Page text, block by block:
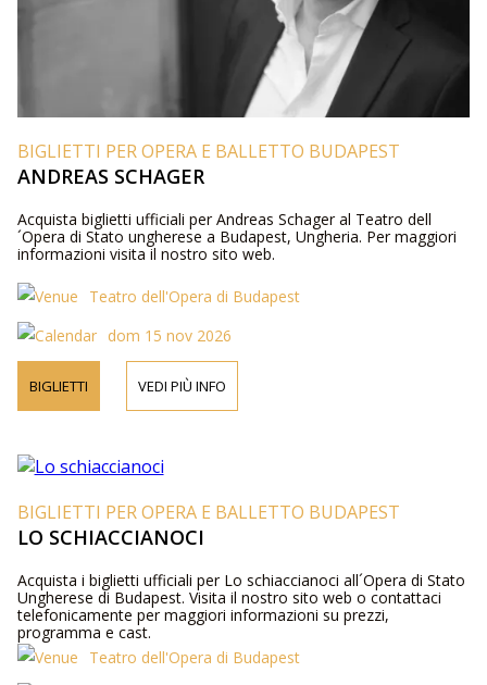
BIGLIETTI PER OPERA E BALLETTO BUDAPEST
ANDREAS SCHAGER
Acquista biglietti ufficiali per Andreas Schager al Teatro dell
´Opera di Stato ungherese a Budapest, Ungheria. Per maggiori
informazioni visita il nostro sito web.
Teatro dell'Opera di Budapest
dom 15 nov 2026
BIGLIETTI VEDI PIÙ INFO
BIGLIETTI PER OPERA E BALLETTO BUDAPEST
LO SCHIACCIANOCI
Acquista i biglietti ufficiali per Lo schiaccianoci all´Opera di Stato
Ungherese di Budapest. Visita il nostro sito web o contattaci
telefonicamente per maggiori informazioni su prezzi,
programma e cast.
Teatro dell'Opera di Budapest